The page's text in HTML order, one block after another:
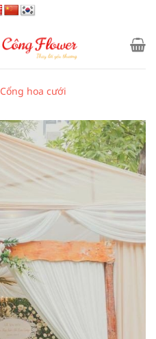
Cổng hoa cưới